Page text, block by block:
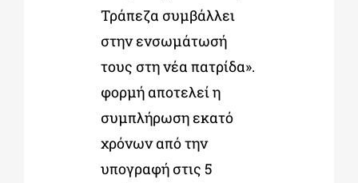
Τράπεζα συμβάλλει
στην ενσωμάτωσή
τους στη νέα πατρίδα».
φορμή αποτελεί η
συμπλήρωση εκατό
χρόνων από την
υπογραφή στις 5